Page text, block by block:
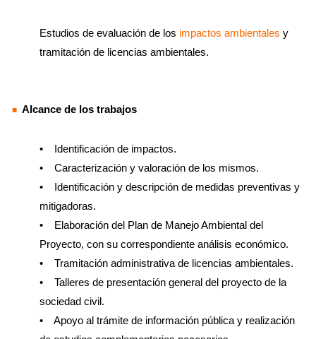
Estudios de evaluación de los impactos ambientales y
tramitación de licencias ambientales.
Alcance de los trabajos
• Identificación de impactos.
• Caracterización y valoración de los mismos.
• Identificación y descripción de medidas preventivas y
mitigadoras.
• Elaboración del Plan de Manejo Ambiental del
Proyecto, con su correspondiente análisis económico.
• Tramitación administrativa de licencias ambientales.
• Talleres de presentación general del proyecto de la
sociedad civil.
• Apoyo al trámite de información pública y realización